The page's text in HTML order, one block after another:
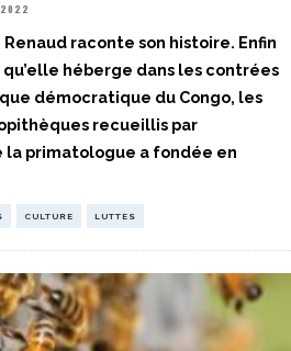
raconte son histoire. Enfin
héberge dans les contrées
démocratique du Congo, les
recueillis par
la primatologue a fondée en
CULTURE LUTTES